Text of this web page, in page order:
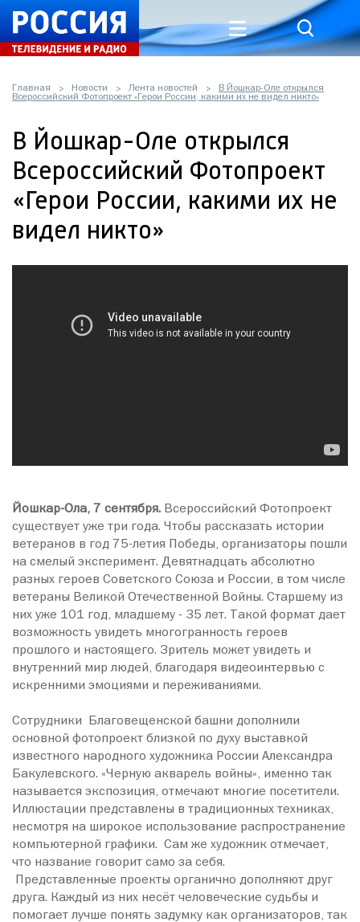
Главная Новости Лента новостей
В Йошкар-Оле открылся
Всероссийский Фотопроект «Герои России, какими их не видел никто»
В Йошкар-Оле открылся
Всероссийский Фотопроект
«Герои России, какими их не
видел никто»
Йошкар-Ола, 7 сентября. Всероссийский Фотопроект
существует уже три года. Чтобы рассказать истории
ветеранов в год 75-летия Победы, организаторы пошли
на смелый эксперимент. Девятнадцать абсолютно
разных героев Советского Союза и России, в том числе
ветераны Великой Отечественной Войны. Старшему из
них уже 101 год, младшему - 35 лет. Такой формат дает
возможность увидеть многогранность героев
прошлого и настоящего. Зритель может увидеть и
внутренний мир людей, благодаря видеоинтервью с
искренними эмоциями и переживаниями.
Сотрудники Благовещенской башни дополнили
основной фотопроект близкой по духу выставкой
известного народного художника России Александра
Бакулевского. «Черную акварель войны», именно так
называется экспозиция, отмечают многие посетители.
Иллюстации представлены в традиционных техниках,
несмотря на широкое использование распространение
компьютерной графики. Сам же художник отмечает,
что название говорит само за себя.
Представленные проекты органично дополняют друг
друга. Каждый из них несёт человеческие судьбы и
помогает лучше понять задумку как организаторов, так